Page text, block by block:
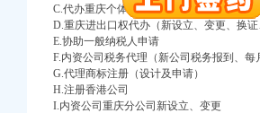
)
增资）
）
C.代办重庆个体营业执照新设立、变更
D.重庆进出口权代办（新设立、变更、换证
E.协助一般纳税人申请
F.内资公司税务代理（新公司税务报到、每
G.代理商标注册（设计及申请）
H.注册香港公司
I.内资公司重庆分公司新设立、变更